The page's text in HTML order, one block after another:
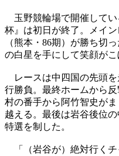
玉野競輪場で開催してい
杯』は初日が終了。メイ
（熊本・86期）が勝ち切
の白星を手にして笑顔がこ
レースは中四国の先頭を
行勝負。最終ホームから
村の番手から阿竹智史が
越える。最後は岩谷後位
特選を制した。
「（岩谷が）絶対行くチ